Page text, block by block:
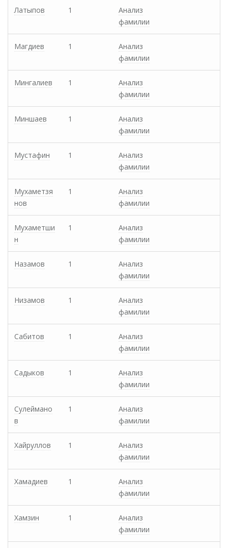
Латыпов 1
Анализ
фамилии
Магдиев 1
Анализ
фамилии
Мингалиев 1
Анализ
фамилии
Миншаев 1
Анализ
фамилии
Мустафин 1
Анализ
фамилии
Мухаметзя
нов
1
Анализ
фамилии
Мухаметши
н
1
Анализ
фамилии
Назамов 1
Анализ
фамилии
Низамов 1
Анализ
фамилии
Сабитов 1
Анализ
фамилии
Садыков 1
Анализ
фамилии
Сулеймано
в
1
Анализ
фамилии
Хайруллов 1
Анализ
фамилии
Хамадиев 1
Анализ
фамилии
Хамзин 1
Анализ
фамилии